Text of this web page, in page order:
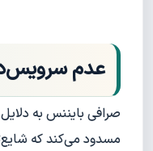
عدم
صرافی بایننس به
مسدود می‌کند که